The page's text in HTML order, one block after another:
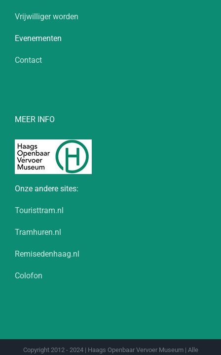
Vrijwilliger worden
Evenementen
Contact
MEER INFO
Onze andere sites:
Touristtram.nl
Tramhuren.nl
Remisedenhaag.nl
Colofon
Copyright 2012 - 2024 | Haags Openbaar Vervoer Museum | Alle